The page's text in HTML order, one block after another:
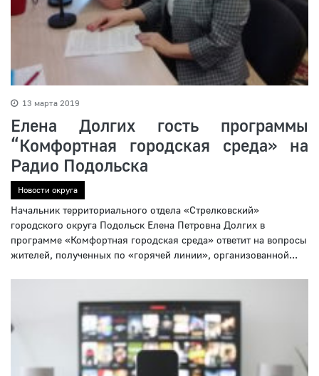
13 марта 2019
Елена Долгих гость программы
“Комфортная городская среда» на
Радио Подольска
Новости округа
Начальник территориального отдела «Стрелковский»
городского округа Подольск Елена Петровна Долгих в
программе «Комфортная городская среда» ответит на вопросы
жителей, полученных по «горячей линии», организованной...